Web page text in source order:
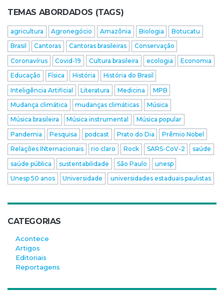
TEMAS ABORDADOS (TAGS)
agricultura Agronegócio Amazônia Biologia
Botucatu
Brasil
Cantoras Cantoras brasileiras
Conservação
Coronavírus
Covid-19 Cultura brasileira ecologia
Economia
Educação
Física História
História do Brasil
Inteligência Artificial
Literatura Medicina
MPB
Mudança climática
mudanças climáticas
Música
Música brasileira
Música instrumental
Música popular
Pandemia
Pesquisa podcast Prato do Dia
Prêmio Nobel
Relações INternacionais
rio claro Rock SARS-CoV-2
saúde
saúde pública
sustentabilidade São Paulo
unesp
Unesp 50 anos
Universidade universidades estaduais paulistas
CATEGORIAS
Acontece
Artigos
Editoriais
Reportagens